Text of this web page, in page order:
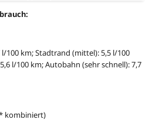
100 km; Stadtrand (mittel): 5,5 l/100
l/100 km; Autobahn (sehr schnell): 7,7
kombiniert)